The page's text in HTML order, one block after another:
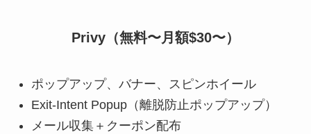
Privy（無料〜月額$30〜）
ポップアップ、バナー、スピンホイール
Exit-Intent Popup（離脱防止ポップアップ）
メール収集＋クーポン配布